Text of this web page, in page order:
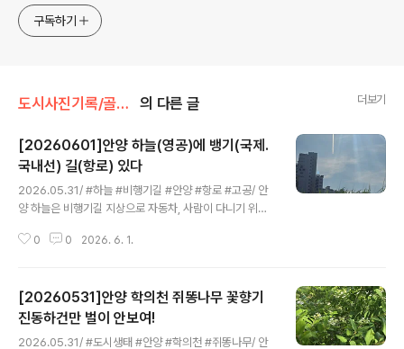
구독하기
도시사진기록/골목풍경 의 다른 글 더보기
[20260601]안양 하늘(영공)에 뱅기(국제.
국내선) 길(항로) 있다
2026.05.31/ #하늘 #비행기길 #안양 #항로 #고공/ 안
양 하늘은 비행기길 지상으로 자동차, 사람이 다니기 위해
길(항로)이 정해져 있다. 특히 안양은 비행기 항로의 심장
고교 뒷산인 안양 망해암이 자리한 비봉산(1970년대에는
망해봉이라 불렀다) 정상에는 비행기 등대와 같은 안양무
선표지소가 있다. 산 꼭대기에는 석조와 시멘트로 만든 둥
0 0 2026. 6. 1.
[20260531]안양 학의천 쥐똥나무 꽃향기
진동하건만 벌이 안보여!
2026.05.31/ #도시생태 #안양 #학의천 #쥐똥나무/ 안